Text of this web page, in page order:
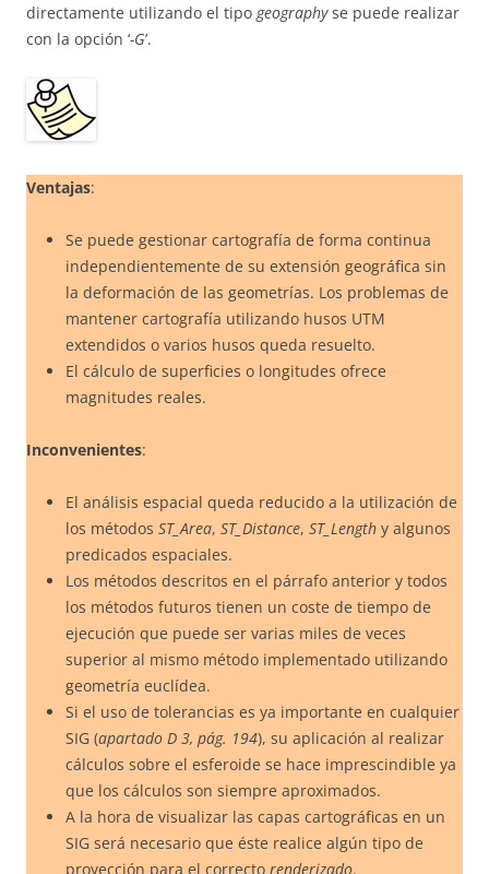
directamente utilizando el tipo geographyse puede realizar
con la opción ‘-G’.
Ventajas:
Se puede gestionar cartografía de forma continua
independientemente de su extensión geográfica sin
la deformación de las geometrías. Los problemas de
mantener cartografía utilizando husos UTM
extendidos o varios husos queda resuelto.
El cálculo de superficies o longitudes ofrece
magnitudes reales.
Inconvenientes:
El análisis espacial queda reducido a la utilización de
los métodos ST_Area, ST_Distance, ST_Length y algunos
predicados espaciales.
Los métodos descritos en el párrafo anterior y todos
los métodos futuros tienen un coste de tiempo de
ejecución que puede ser varias miles de veces
superior al mismo método implementado utilizando
geometría euclídea.
Si el uso de tolerancias es ya importante en cualquier
SIG (apartado D 3, pág. 194), su aplicación al realizar
cálculos sobre el esferoide se hace imprescindible ya
que los cálculos son siempre aproximados.
A la hora de visualizar las capas cartográficas en un
SIG será necesario que éste realice algún tipo de
proyección para el correcto renderizado.